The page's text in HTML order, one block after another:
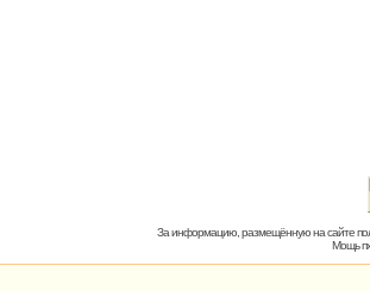
За информацию, размещённую на сайте
Мощь